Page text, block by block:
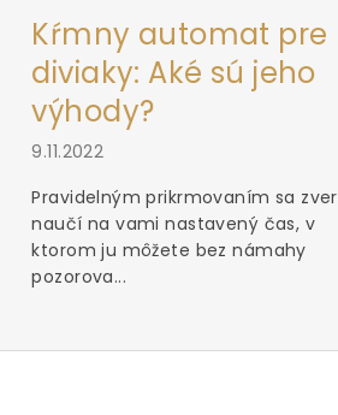
Kŕmny automat pre
diviaky: Aké sú jeho
výhody?
9.11.2022
Pravidelným prikrmovaním sa zver
naučí na vami nastavený čas, v
ktorom ju môžete bez námahy
pozorova...